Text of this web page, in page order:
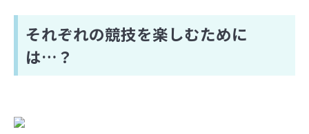
それぞれの競技を楽しむために
は…？